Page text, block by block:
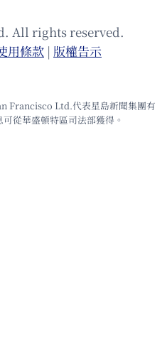
All rights reserved.
⽤條款 | 版權告⽰
Francisco Ltd.代表星島新聞集團有
從華盛頓特區司法部獲得。